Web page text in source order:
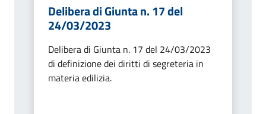
Delibera di Giunta n. 17 del
24/03/2023
Delibera di Giunta n. 17 del 24/03/2023
di definizione dei diritti di segreteria in
materia edilizia.